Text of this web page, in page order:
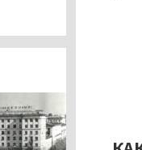
хитрый
с